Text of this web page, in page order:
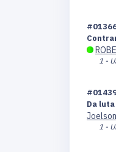
1 -
Da
1 -